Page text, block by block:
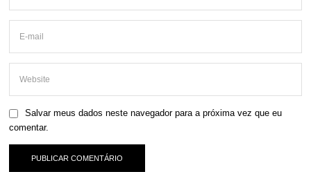
Salvar meus dados neste navegador para a próxima vez que eu
comentar.